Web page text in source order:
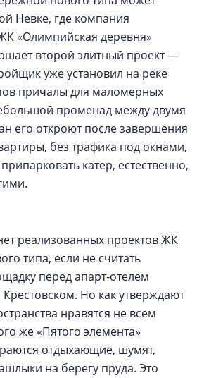
Невке, где компания
«Олимпийская деревня»
второй элитный проект —
уже установил на реке
причалы для маломерных
променад между двумя
его откроют после завершения
без трафика под окнами,
катер, естественно,
реализованных проектов ЖК
типа, если не считать
перед апарт-отелем
Но как утверждают
нравятся не всем
же «Пятого элемента»
отдыхающие, шумят,
на берегу пруда. Это